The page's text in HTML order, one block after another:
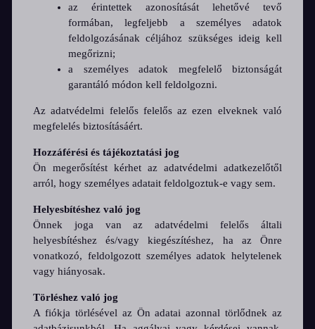
az érintettek azonosítását lehetővé tevő
formában, legfeljebb a személyes adatok
feldolgozásának céljához szükséges ideig kell
megőrizni;
a személyes adatok megfelelő biztonságát
garantáló módon kell feldolgozni.
Az adatvédelmi felelős felelős az ezen elveknek való
megfelelés biztosításáért.
Hozzáférési és tájékoztatási jog
Ön megerősítést kérhet az adatvédelmi adatkezelőtől
arról, hogy személyes adatait feldolgoztuk-e vagy sem.
Helyesbítéshez való jog
Önnek joga van az adatvédelmi felelős általi
helyesbítéshez és/vagy kiegészítéshez, ha az Önre
vonatkozó, feldolgozott személyes adatok helytelenek
vagy hiányosak.
Törléshez való jog
A fiókja törlésével az Ön adatai azonnal törlődnek az